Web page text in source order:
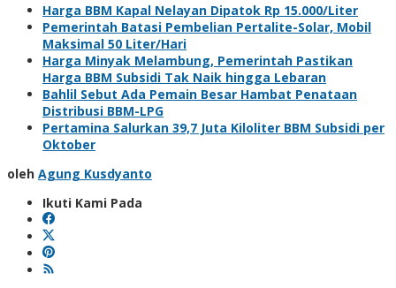
Harga BBM Kapal Nelayan Dipatok Rp 15.000/Liter
Pemerintah Batasi Pembelian Pertalite-Solar, Mobil
Maksimal 50 Liter/Hari
Harga Minyak Melambung, Pemerintah Pastikan
Harga BBM Subsidi Tak Naik hingga Lebaran
Bahlil Sebut Ada Pemain Besar Hambat Penataan
Distribusi BBM-LPG
Pertamina Salurkan 39,7 Juta Kiloliter BBM Subsidi per
Oktober
oleh Agung Kusdyanto
Ikuti Kami Pada